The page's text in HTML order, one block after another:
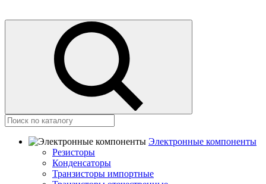
Электронные компоненты
Резисторы
Конденсаторы
Транзисторы импортные